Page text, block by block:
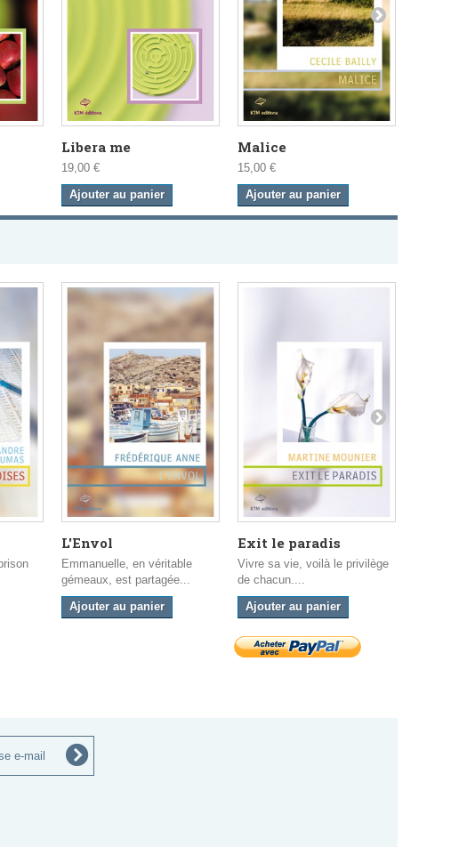
Libera me
19,00 €
Ajouter au panier
Malice
15,00 €
Ajouter au panier
L'Envol
Emmanuelle, en véritable
gémeaux, est partagée...
Ajouter au panier
Exit le paradis
Vivre sa vie, voilà le privilège
de chacun....
Ajouter au panier